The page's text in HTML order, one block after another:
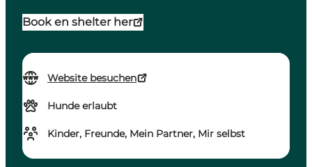
Book en shelter her
Website besuchen
Hunde erlaubt
Kinder, Freunde, Mein Partner, Mir selbst